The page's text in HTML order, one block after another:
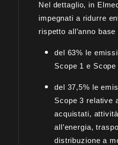
Nel dettaglio, in
impegnati a ridurre
rispetto all’anno base
del 63% le
Scope 1 e Scope
del 37,5% le
Scope 3 relative
acquistati,
all’energia,
distribuzione a